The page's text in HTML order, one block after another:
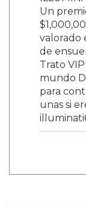
Un
valorado
de
Trato
mundo
para
unas si